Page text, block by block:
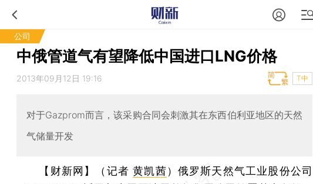
公司
中俄管道气有望降低中国进口LNG价格
2013年09月12日 19:16 T中
对于Gazprom而言，该采购合同会刺激其在东西伯利亚地区的天然
气储量开发
【财新网】（记者黄凯茜） 俄罗斯天然气工业股份公司